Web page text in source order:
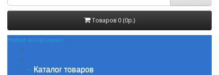
Товаров 0 (0р.)
Новые поступления
+- Каталог товаров